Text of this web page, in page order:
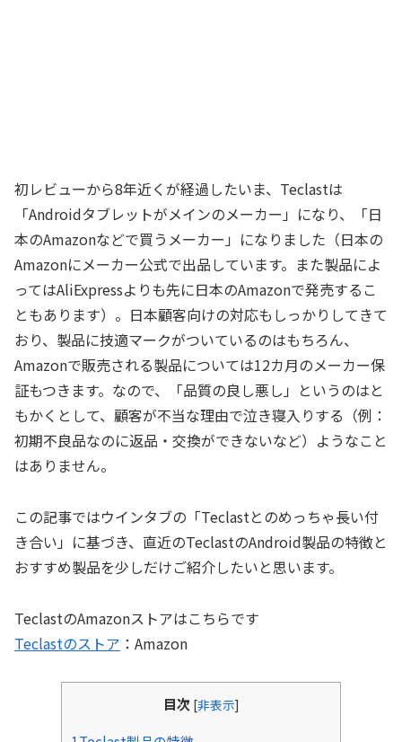
初レビューから8年近くが経過したいま、Teclastは
「Androidタブレットがメインのメーカー」になり、「日
本のAmazonなどで買うメーカー」になりました（日本の
Amazonにメーカー公式で出品しています。また製品によ
ってはAliExpressよりも先に日本のAmazonで発売するこ
ともあります）。日本顧客向けの対応もしっかりしてきて
おり、製品に技適マークがついているのはもちろん、
Amazonで販売される製品については12カ月のメーカー保
証もつきます。なので、「品質の良し悪し」というのはと
もかくとして、顧客が不当な理由で泣き寝入りする（例：
初期不良品なのに返品・交換ができないなど）ようなこと
はありません。
この記事ではウインタブの「Teclastとのめっちゃ長い付
き合い」に基づき、直近のTeclastのAndroid製品の特徴と
おすすめ製品を少しだけご紹介したいと思います。
TeclastのAmazonストアはこちらです
Teclastのストア ：Amazon
目次 [非表示]